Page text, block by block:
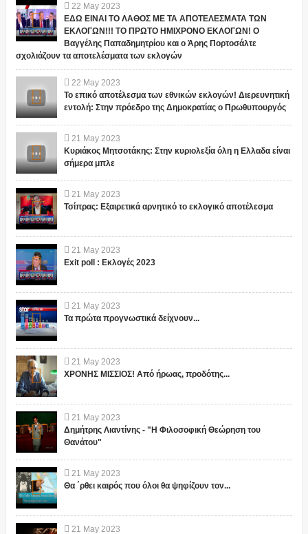
22 May 2023
ΕΔΩ ΕΙΝΑΙ ΤΟ ΛΑΘΟΣ ΜΕ ΤΑ ΑΠΟΤΕΛΕΣΜΑΤΑ ΤΩΝ
ΕΚΛΟΓΩΝ!!! ΤΟ ΠΡΩΤΟ ΗΜΙΧΡΟΝΟ ΕΚΛΟΓΩΝ! Ο
Βαγγέλης Παπαδημητρίου και ο Άρης Πορτοσάλτε
σχολιάζουν τα αποτελέσματα των εκλογών
22 May 2023
Το επικό αποτέλεσμα των εθνικών εκλογών! Διερευνητική
εντολή: Στην πρόεδρο της Δημοκρατίας ο Πρωθυπουργός
21 May 2023
Κυριάκος Μητσοτάκης: Στην κυριολεξία όλη η Ελλαδα είναι
σήμερα μπλε
21 May 2023
Τσίπρας: Εξαιρετικά αρνητικό το εκλογικό αποτέλεσμα
21 May 2023
Exit poll : Εκλογές 2023
21 May 2023
Τα πρώτα προγνωστικά δείχνουν...
21 May 2023
ΧΡΟΝΗΣ ΜΙΣΣΙΟΣ! Από ήρωας, προδότης...
21 May 2023
Δημήτρης Λιαντίνης - "Η Φιλοσοφική Θεώρηση του
Θανάτου"
21 May 2023
Θα ΄ρθει καιρός που όλοι θα ψηφίζουν τον...
21 May 2023